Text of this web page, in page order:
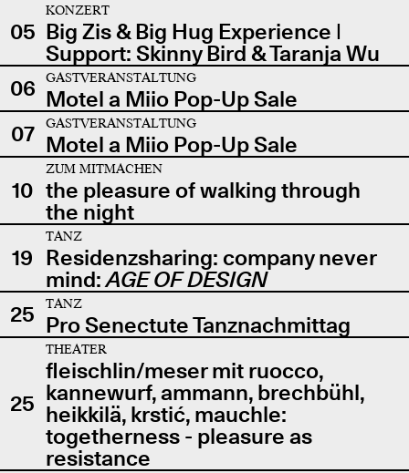
05
KONZERT
Big Zis & Big Hug Experience |
Support: Skinny Bird & Taranja Wu
06
GASTVERANSTALTUNG
Motel a Miio Pop-Up Sale
07
GASTVERANSTALTUNG
Motel a Miio Pop-Up Sale
10
ZUM MITMACHEN
the pleasure of walking through
the night
19
TANZ
Residenzsharing: company never
mind:AGE OF DESIGN
25
TANZ
Pro Senectute Tanznachmittag
25
THEATER
fleischlin/meser mit ruocco,
kannewurf, ammann, brechbühl,
heikkilä, krstić, mauchle:
togetherness - pleasure as
resistance